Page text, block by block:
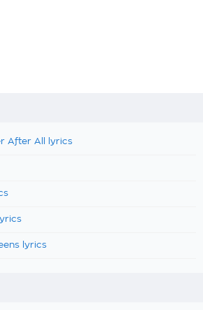
After All lyrics
lyrics